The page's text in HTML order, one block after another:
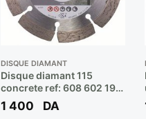
DISQUE DIAMANT
Disque diamant 115
concrete ref: 608 602 196
** BOSCH
1 400 DA